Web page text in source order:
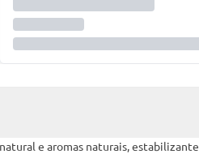
e aromas naturais,